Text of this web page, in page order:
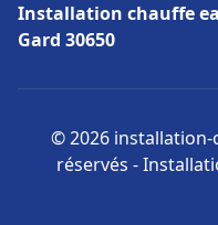
Installation chauffe
Gard 30650
© 2026 installation-
réservés -